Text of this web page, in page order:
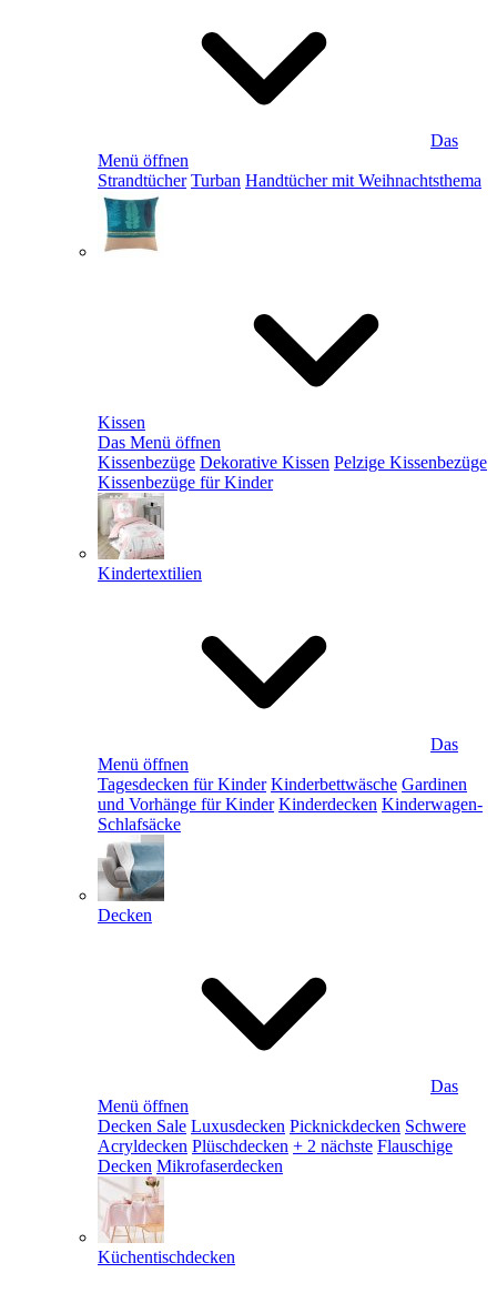
Das
Menü öffnen
Strandtücher Turban Handtücher mit Weihnachtsthema
Kissen
Das Menü öffnen
Kissenbezüge Dekorative Kissen Pelzige Kissenbezüge
Kissenbezüge für Kinder
Kindertextilien
Das
Menü öffnen
Tagesdecken für Kinder Kinderbettwäsche Gardinen
und Vorhänge für Kinder Kinderdecken Kinderwagen-
Schlafsäcke
Decken
Das
Menü öffnen
Decken Sale Luxusdecken Picknickdecken Schwere
Acryldecken Plüschdecken + 2 nächste Flauschige
Decken Mikrofaserdecken
Küchentischdecken